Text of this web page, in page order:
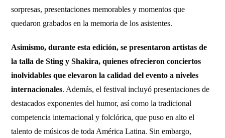
sorpresas, presentaciones memorables y momentos que
quedaron grabados en la memoria de los asistentes.
Asimismo, durante esta edición, se presentaron artistas de
la talla de Sting y Shakira, quienes ofrecieron conciertos
inolvidables que elevaron la calidad del evento a niveles
internacionales. Además, el festival incluyó presentaciones de
destacados exponentes del humor, así como la tradicional
competencia internacional y folclórica, que puso en alto el
talento de músicos de toda América Latina. Sin embargo,